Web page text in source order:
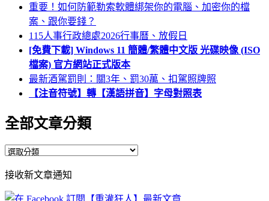
重要！如何防範勒索軟體綁架你的電腦、加密你的檔
案、跟你要錢？
115人事行政總處2026行事曆、放假日
[免費下載] Windows 11 簡體/繁體中文版 光碟映像 (ISO
檔案) 官方網站正式版本
最新酒駕罰則：關3年、罰30萬、扣駕照牌照
【注音符號】轉【漢語拼音】字母對照表
全部文章分類
全
文
章
接收新文章通知